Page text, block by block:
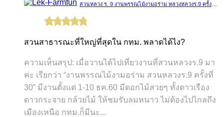
สวนสาธารณะที่ใหญ่ที่สุดใน กทม. พลาดได้ไง?
ความเห็นสรุป: เมื่อวานได้ไปเที่ยวงานที่สวนหลวงร.9 มา
ค่ะ เรียกว่า “งานพรรณไม้งามอร่าม สวนหลวงร.9 ครั้งที่
30” มีงานตั้งแต่ 1-10 ธค.60 มีดอกไม้สวยๆ ทั้งดาวเรือง
ดาวกระจาย กล้วยไม้ ให้ชมรับลมหนาว ไม่ต้องไปไกลถึง
เมืองเหนือ กทม.ก็มีนะ...